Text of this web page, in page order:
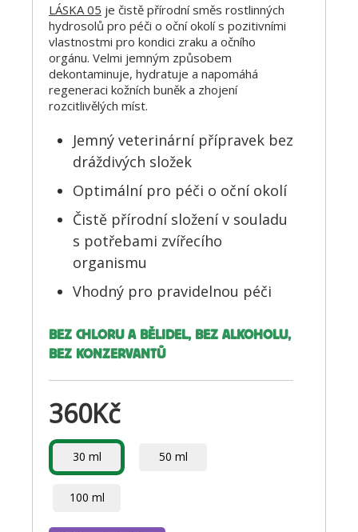
LÁSKA 05 je čistě přírodní směs rostlinných
hydrosolů pro péči o oční okolí s pozitivními
vlastnostmi pro kondici zraku a očního
orgánu. Velmi jemným způsobem
dekontaminuje, hydratuje a napomáhá
regeneraci kožních buněk a zhojení
rozcitlivělých míst.
Jemný veterinární přípravek bez
dráždivých složek
Optimální pro péči o oční okolí
Čistě přírodní složení v souladu
s potřebami zvířecího
organismu
Vhodný pro pravidelnou péči
BEZ CHLORU A BĚLIDEL, BEZ ALKOHOLU,
BEZ KONZERVANTŮ
360Kč
30 ml 50 ml
100 ml